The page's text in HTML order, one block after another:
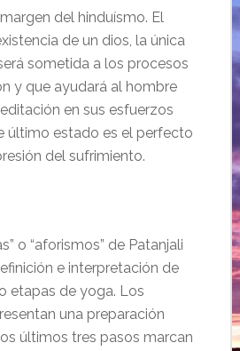
del hinduísmo. El
de un dios, la única
sometida a los procesos
y que ayudará al hombre
en sus esfuerzos
último estado es el perfecto
del sufrimiento.
o “aforismos” de Patanjali
ón e interpretación de
etapas de yoga. Los
una preparación
últimos tres pasos marcan